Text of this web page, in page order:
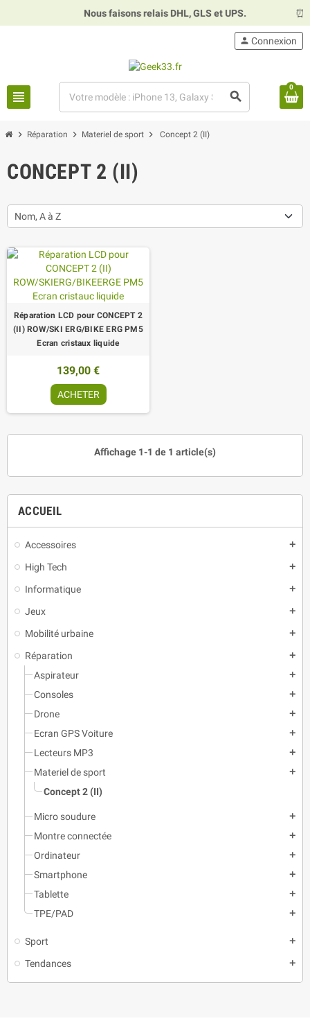
Nous faisons relais DHL, GLS et UPS. ⏰
view_headline search
person Connexion
0
chevron_right Réparation chevron_right Materiel de sport chevron_right Concept 2 (II)
ACCUEIL
Accessoires add
High Tech add
Informatique add
Jeux add
Mobilité urbaine add
Réparation add
Aspirateur add
Consoles add
Drone add
Ecran GPS Voiture add
Lecteurs MP3 add
Materiel de sport add
Concept 2 (II)
Micro soudure add
Montre connectée add
Ordinateur add
Smartphone add
Tablette add
TPE/PAD add
Sport add
Tendances add
CONCEPT 2 (II)
Nom, A à Z
Réparation LCD pour CONCEPT 2
(II) ROW/SKI ERG/BIKE ERG PM5
Ecran cristaux liquide
139,00 €
ACHETER
Affichage 1-1 de 1 article(s)